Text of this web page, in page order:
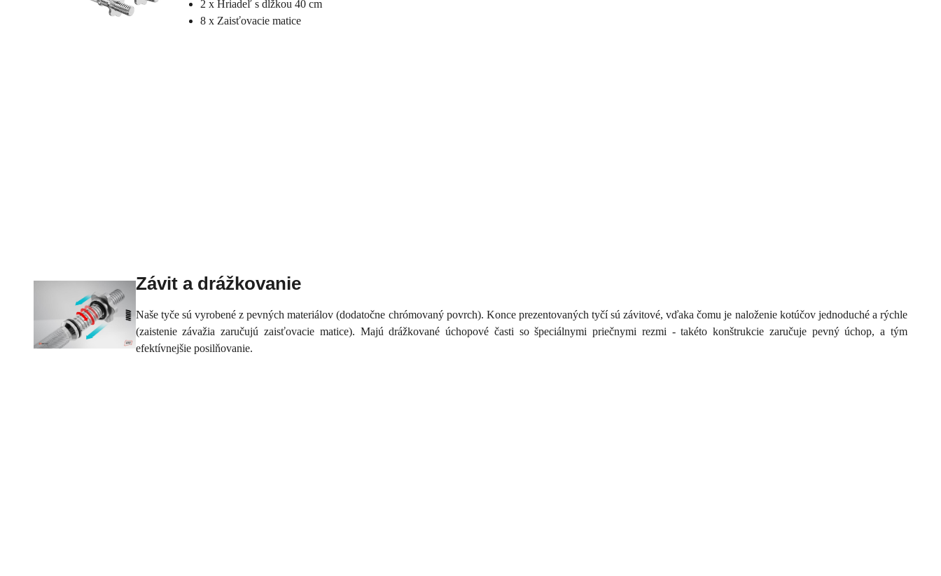
2 x Hriadeľ s dĺžkou 40 cm
8 x Zaisťovacie matice
Závit a drážkovanie
Naše tyče sú vyrobené z pevných materiálov (dodatočne chrómovaný povrch). Konce prezentovaných tyčí sú závitové, vďaka čomu je naloženie kotúčov jednoduché a rýchle
(zaistenie závažia zaručujú zaisťovacie matice). Majú drážkované úchopové časti so špeciálnymi priečnymi rezmi - takéto konštrukcie zaručuje pevný úchop, a tým
efektívnejšie posilňovanie.